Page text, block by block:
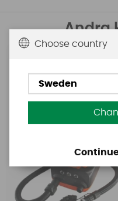
Andra
Base Rechargeable
SUP Pump
Choose country
Sweden